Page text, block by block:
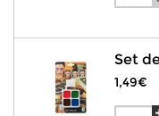
Set
1,49€